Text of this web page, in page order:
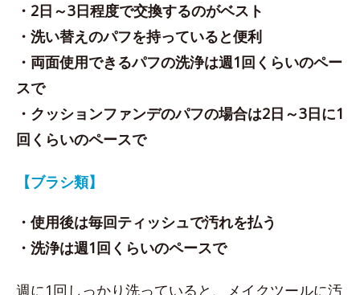
・2日～3日程度で交換するのがベスト
・洗い替えのパフを持っていると便利
・両面使用できるパフの洗浄は週1回くらいのペー
スで
・クッションファンデのパフの場合は2日～3日に1
回くらいのペースで
【ブラシ類】
・使用後は毎回ティッシュで汚れを払う
・洗浄は週1回くらいのペースで
週に1回しっかり洗っていると、メイクツールに汚